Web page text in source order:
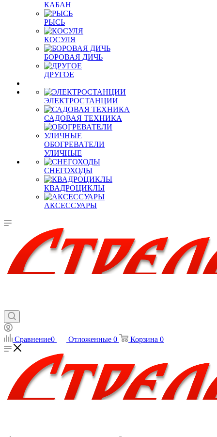
КАБАН
РЫСЬ
КОСУЛЯ
БОРОВАЯ ДИЧЬ
ДРУГОЕ
ЭЛЕКТРОСТАНЦИИ
САДОВАЯ ТЕХНИКА
ОБОГРЕВАТЕЛИ
УЛИЧНЫЕ
СНЕГОХОДЫ
КВАДРОЦИКЛЫ
АКСЕССУАРЫ
Сравнение0 Отложенные 0 Корзина 0